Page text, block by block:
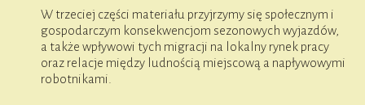
W trzeciej części materiału przyjrzymy się społecznym i
gospodarczym konsekwencjom sezonowych wyjazdów,
a także wpływowi tych migracji na lokalny rynek pracy
oraz relacje między ludnością miejscową a napływowymi
robotnikami.